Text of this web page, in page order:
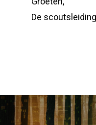
De scoutsleiding